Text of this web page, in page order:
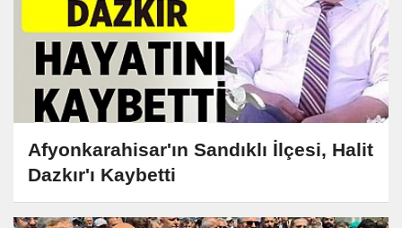
Afyonkarahisar'ın Sandıklı İlçesi, Halit
Dazkır'ı Kaybetti